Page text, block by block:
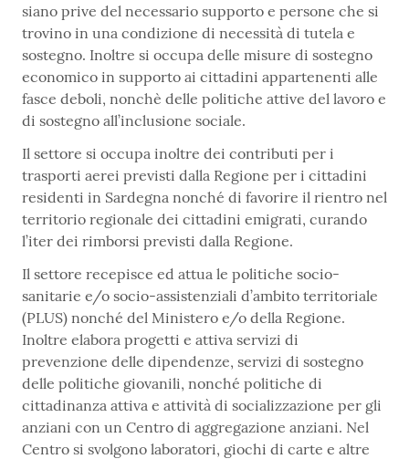
siano prive del necessario supporto e persone che si
trovino in una condizione di necessità di tutela e
sostegno. Inoltre si occupa delle misure di sostegno
economico in supporto ai cittadini appartenenti alle
fasce deboli, nonchè delle politiche attive del lavoro e
di sostegno all’inclusione sociale.
Il settore si occupa inoltre dei contributi per i
trasporti aerei previsti dalla Regione per i cittadini
residenti in Sardegna nonché di favorire il rientro nel
territorio regionale dei cittadini emigrati, curando
l’iter dei rimborsi previsti dalla Regione.
Il settore recepisce ed attua le politiche socio-
sanitarie e/o socio-assistenziali d’ambito territoriale
(PLUS) nonché del Ministero e/o della Regione.
Inoltre elabora progetti e attiva servizi di
prevenzione delle dipendenze, servizi di sostegno
delle politiche giovanili, nonché politiche di
cittadinanza attiva e attività di socializzazione per gli
anziani con un Centro di aggregazione anziani. Nel
Centro si svolgono laboratori, giochi di carte e altre